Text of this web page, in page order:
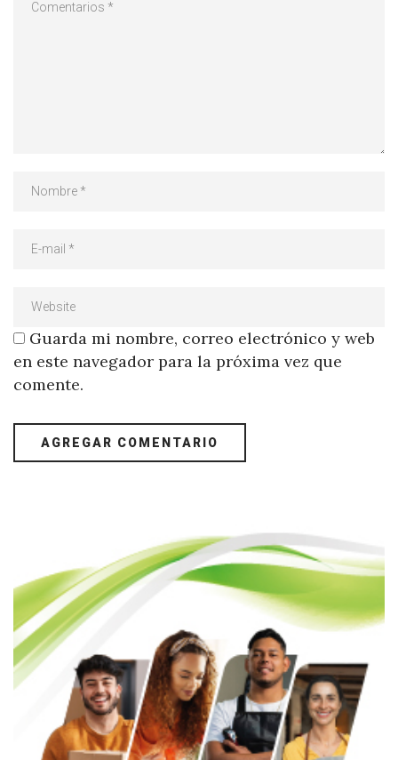
Guarda mi nombre, correo electrónico y web
en este navegador para la próxima vez que
comente.